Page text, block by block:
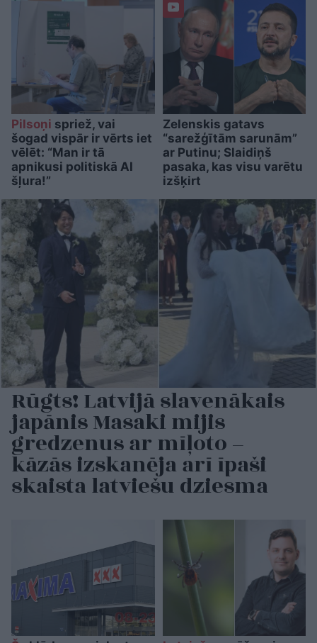
Pilsoņi spriež, vai
šogad vispār ir vērts iet
vēlēt: “Man ir tā
apnikusi politiskā AI
šļura!”
Zelenskis gatavs
“sarežģītām sarunām”
ar Putinu; Slaidiņš
pasaka, kas visu varētu
izšķirt
Rūgts! Latvijā slavenākais
japānis Masaki mijis
gredzenus ar mīļoto –
kāzās izskanēja arī īpaši
skaista latviešu dziesma